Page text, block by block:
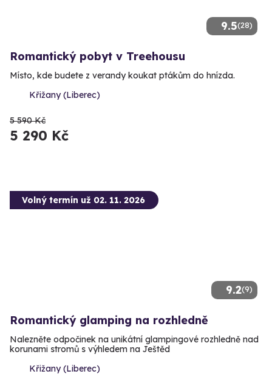
9.5(28)
Romantický pobyt v Treehousu
Místo, kde budete z verandy koukat ptákům do hnízda.
Křižany (Liberec)
5 590 Kč
5 290 Kč
9.2(9)
Volný termín už 02. 11. 2026
Romantický glamping na rozhledně
Nalezněte odpočinek na unikátní glampingové rozhledně nad
korunami stromů s výhledem na Ještěd
Křižany (Liberec)